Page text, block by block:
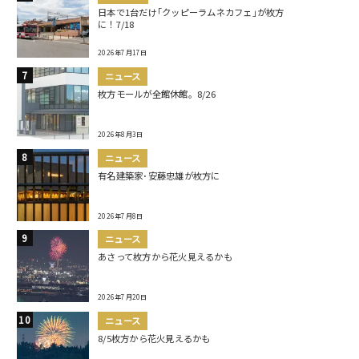
日本で1台だけ｢クッピーラムネカフェ｣が枚方
に！7/18
2026年7月17日
ニュース
枚方モールが全館休館。8/26
2026年8月3日
ニュース
有名建築家･安藤忠雄が枚方に
2026年7月8日
ニュース
あさって枚方から花火見えるかも
2026年7月20日
ニュース
8/5枚方から花火見えるかも